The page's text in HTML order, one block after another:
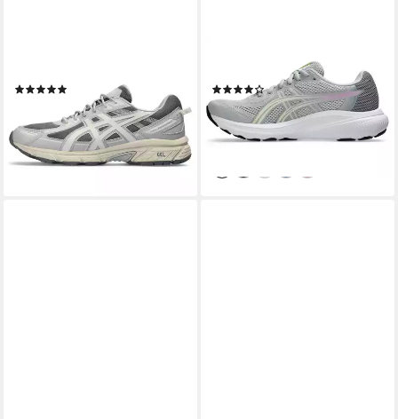
lieferbar - in 1-2 Werktagen bei dir
GEL-CONTEND 10 Laufschuh
(1)
54,99 € UVP75,00 €
-27%
lieferbar - in 1-2 Werktagen bei dir